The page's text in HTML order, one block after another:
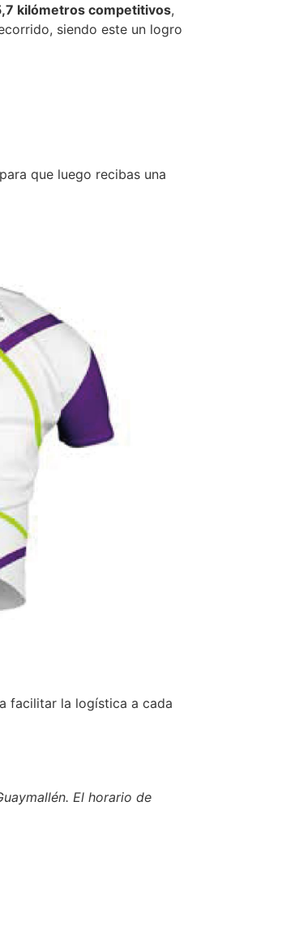
kilómetros competitivos,
siendo este un logro
que luego recibas una
facilitar la logística a cada
El horario de